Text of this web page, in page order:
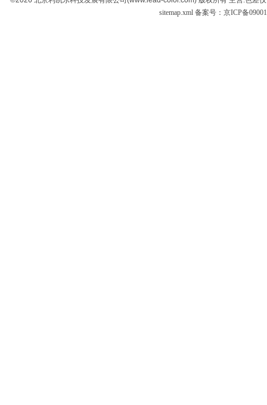
sitemap.xml 备案号：京ICP备